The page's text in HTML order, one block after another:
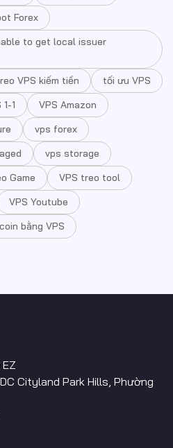
Forex
to get local issuer
VPS kiếm tiền
tối ưu VPS
1-1
VPS Amazon
vps forex
vps storage
Game
VPS treo tool
VPS Youtube
bằng VPS
Cityland Park Hills, Phường